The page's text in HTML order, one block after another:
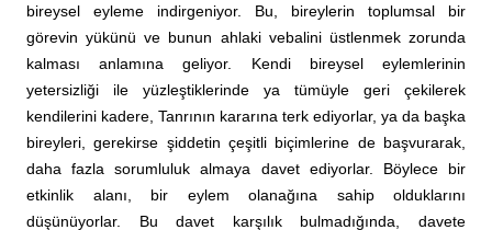
bireysel eyleme indirgeniyor. Bu, bireylerin toplumsal bir
görevin yükünü ve bunun ahlaki vebalini üstlenmek zorunda
kalması anlamına geliyor. Kendi bireysel eylemlerinin
yetersizliği ile yüzleştiklerinde ya tümüyle geri çekilerek
kendilerini kadere, Tanrının kararına terk ediyorlar, ya da başka
bireyleri, gerekirse şiddetin çeşitli biçimlerine de başvurarak,
daha fazla sorumluluk almaya davet ediyorlar. Böylece bir
etkinlik alanı, bir eylem olanağına sahip olduklarını
düşünüyorlar. Bu davet karşılık bulmadığında, davete